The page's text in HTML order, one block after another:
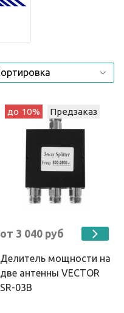
до 10% Предзаказ
от 3 040 руб
Делитель мощности на
две антенны VECTOR
SR-03B